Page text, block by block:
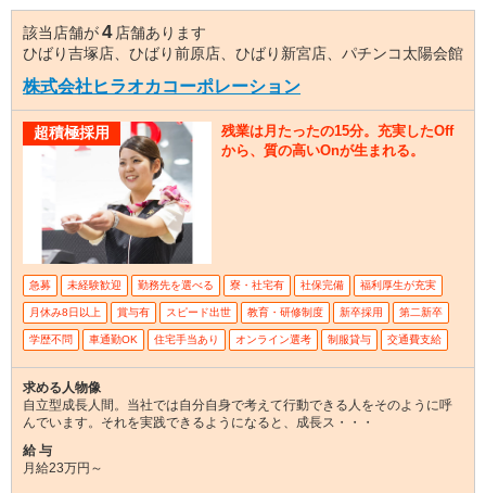
該当店舗が4 店舗あります
ひばり吉塚店、ひばり前原店、ひばり新宮店、パチンコ太陽会館
株式会社ヒラオカコーポレーション
超積極採用
残業は月たったの15分。充実したOff
から、質の高いOnが生まれる。
急募 未経験歓迎 勤務先を選べる 寮・社宅有 社保完備 福利厚生が充実
月休み8日以上 賞与有 スピード出世 教育・研修制度 新卒採用 第二新卒
学歴不問 車通勤OK 住宅手当あり オンライン選考 制服貸与 交通費支給
求める人物像
自立型成長人間。当社では自分自身で考えて行動できる人をそのように呼
んでいます。それを実践できるようになると、成長ス・・・
給 与
月給23万円～